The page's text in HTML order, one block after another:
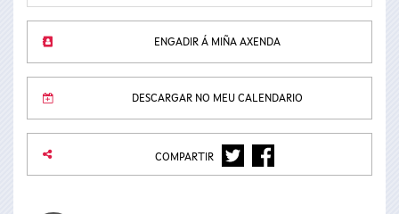
ENGADIR Á MIÑA AXENDA
DESCARGAR NO MEU CALENDARIO
COMPARTIR TWITTERFACEBOOK